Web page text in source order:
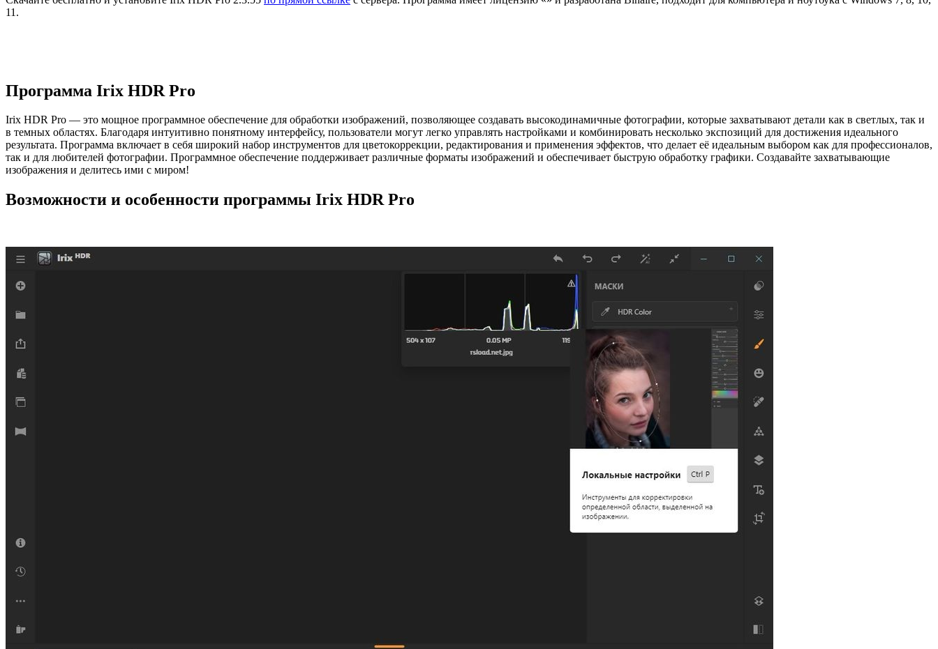
11.
Программа Irix HDR Pro
Irix HDR Pro — это мощное программное обеспечение для обработки изображений, позволяющее создавать высокодинамичные фотографии, которые захватывают детали как в светлых, так и
в темных областях. Благодаря интуитивно понятному интерфейсу, пользователи могут легко управлять настройками и комбинировать несколько экспозиций для достижения идеального
результата. Программа включает в себя широкий набор инструментов для цветокоррекции, редактирования и применения эффектов, что делает её идеальным выбором как для профессионалов,
так и для любителей фотографии. Программное обеспечение поддерживает различные форматы изображений и обеспечивает быструю обработку графики. Создавайте захватывающие
изображения и делитесь ими с миром!
Возможности и особенности программы Irix HDR Pro